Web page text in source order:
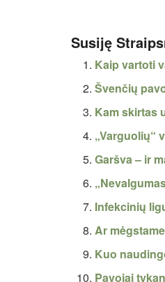
Susiję
Kaip vartoti
Švenčių
Kam skirtas
„Varguolių“
Garšva – ir
Infekcinių
Ar
Kuo
Pavojai